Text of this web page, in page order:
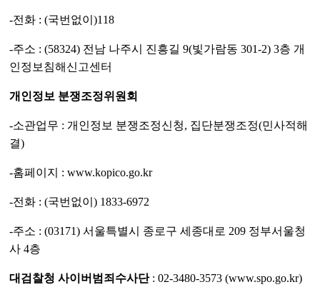
-전화 : (국번없이)118
-주소 : (58324) 전남 나주시 진흥길 9(빛가람동 301-2) 3층 개
인정보침해신고센터
개인정보 분쟁조정위원회
-소관업무 : 개인정보 분쟁조정신청, 집단분쟁조정(민사적해
결)
-홈페이지 : www.kopico.go.kr
-전화 : (국번없이) 1833-6972
-주소 : (03171) 서울특별시 종로구 세종대로 209 정부서울청
사 4층
대검찰청 사이버범죄수사단: 02-3480-3573 (www.spo.go.kr)